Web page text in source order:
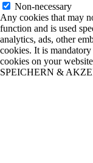
Non-necessary
Any cookies that may
function and is used
analytics, ads, other
cookies. It is
cookies on your
SPEICHERN &